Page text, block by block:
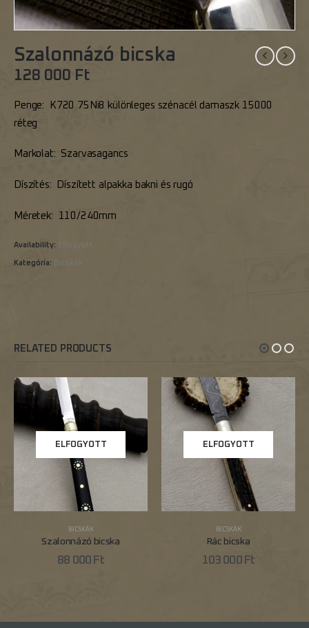
Szalonnázó bicska
128 000 Ft
Penge: K720 75Ni8 különleges szénacél damaszk 15000
réteg
Markolat: Szarvasagancs
Díszítés: Díszített alpakka bakni és rugó
Méretek: 110/240mm
Availability: Elfogyott
Kategória: Bicskák
RELATED PRODUCTS
ELFOGYOTT
BICSKÁK
Szalonnázó bicska
88 000 Ft
ELFOGYOTT
BICSKÁK
Rác bicska
103 000 Ft